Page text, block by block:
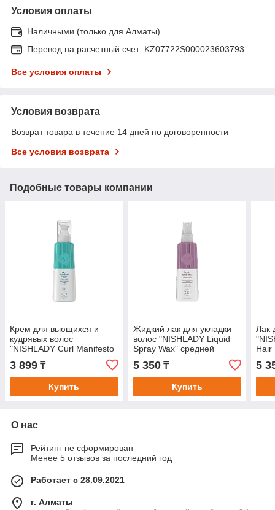
Условия оплаты
Наличными (только для Алматы)
Перевод на расчетный счет: KZ07722S000023603793
Все условия оплаты
Условия возврата
Возврат товара в течение 14 дней по договоренности
Все условия возврата
Подобные товары компании
Крем для вьющихся и
кудрявых волос
"NISHLADY Curl Manifesto
- Prominent Curls".
3 899 ₸
Купить
Жидкий лак для укладки
волос "NISHLADY Liquid
Spray Wax" средней
фиксации.
5 350₸
Купить
Лак
Hair
5
О нас
Рейтинг не сформирован
Менее 5 отзывов за последний год
Работает с 28.09.2021
г. Алматы